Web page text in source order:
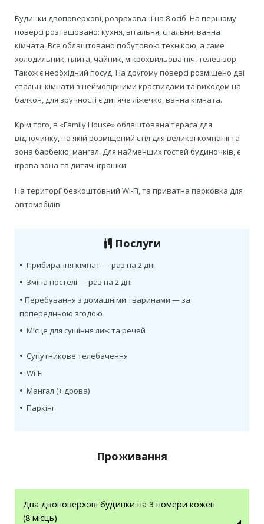
Будинки двоповерхові, розраховані на 8 осіб. На першому
поверсі розташовано: кухня, вітальня, спальня, ванна
кімната. Все облаштовано побутовою технікою, а саме
холодильник, плита, чайник, мікрохвильова піч, телевізор.
Також є необхідний посуд. На другому поверсі розміщено дві
спальні кімнати з неймовірними краєвидами та виходом на
балкон, для зручності є дитяче ліжечко, ванна кімната.
Крім того, в «Family House» облаштована тераса для
відпочинку, на якій розміщений стіл для великої компанії та
зона барбекю, мангал. Для найменших гостей будиночків, є
ігрова зона та дитячі іграшки.
На території безкоштовний Wi-Fi, та приватна парковка для
автомобілів.
Послуги
• Прибирання кімнат — раз на 2 дні
• Зміна постелі — раз на 2 дні
• Перебування з домашніми тваринами — за
попередньою згодою
• Місце для сушіння лиж та речей
• Супутникове телебачення
• Wi-Fi
• Мангал (+ дрова)
• Паркінг
Проживання
Два двоповерхові будинки на 3 номери кожен
(8 місць)